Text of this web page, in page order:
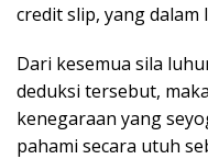
credit slip, yang dalam
Dari kesemua sila
deduksi tersebut,
kenegaraan yang
pahami secara utuh